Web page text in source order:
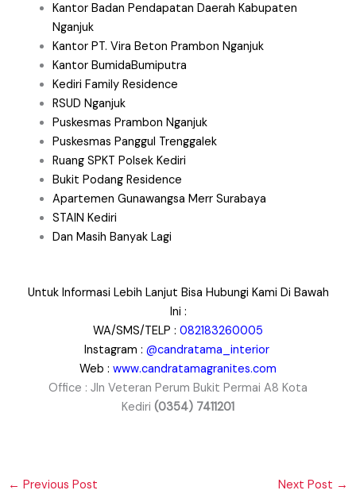
Kantor Badan Pendapatan Daerah Kabupaten
Nganjuk
Kantor PT. Vira Beton Prambon Nganjuk
Kantor BumidaBumiputra
Kediri Family Residence
RSUD Nganjuk
Puskesmas Prambon Nganjuk
Puskesmas Panggul Trenggalek
Ruang SPKT Polsek Kediri
Bukit Podang Residence
Apartemen Gunawangsa Merr Surabaya
STAIN Kediri
Dan Masih Banyak Lagi
Untuk Informasi Lebih Lanjut Bisa Hubungi Kami Di Bawah
Ini :
WA/SMS/TELP : 082183260005
Instagram : @candratama_interior
Web : www.candratamagranites.com
Office : Jln Veteran Perum Bukit Permai A8 Kota
Kediri (0354) 7411201
← Previous Post Next Post →